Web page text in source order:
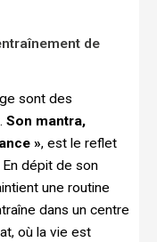
de
sont des
Son mantra,
», est le reflet
dépit de son
une routine
dans un centre
où la vie est